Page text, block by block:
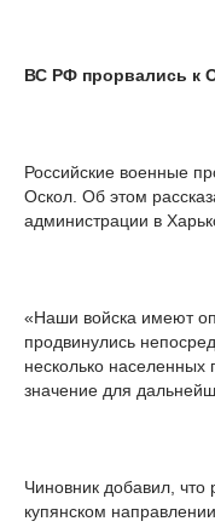
ВС РФ прорвались к
Российские военные
Оскол. Об этом
администрации в
«Наши войска имеют
продвинулись
несколько населенных
значение для
Чиновник добавил, что
купянском